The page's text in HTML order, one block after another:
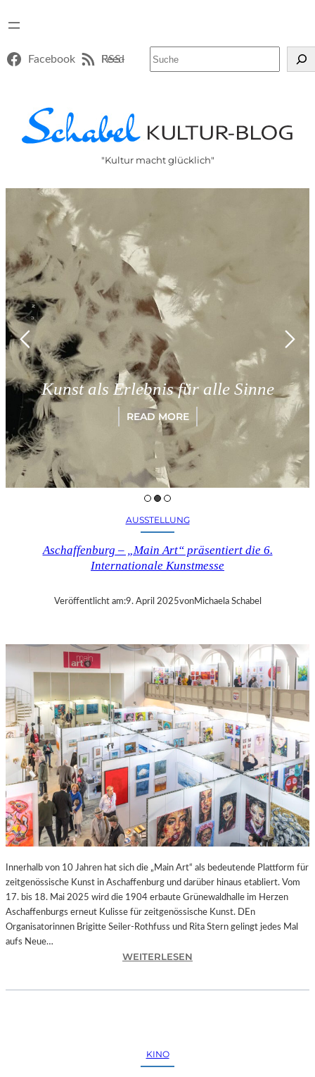
Facebook RSS-Feed
"Kultur macht glücklich"
Kunst als Erlebnis für alle Sinne
READ MORE
AUSSTELLUNG
Aschaffenburg – „Main Art“ präsentiert die 6.
Internationale Kunstmesse
Veröffentlicht am:9. April 2025vonMichaela Schabel
Innerhalb von 10 Jahren hat sich die „Main Art“ als bedeutende Plattform für
zeitgenössische Kunst in Aschaffenburg und darüber hinaus etabliert. Vom
17. bis 18. Mai 2025 wird die 1904 erbaute Grünewaldhalle im Herzen
Aschaffenburgs erneut Kulisse für zeitgenössische Kunst. DEn
Organisatorinnen Brigitte Seiler-Rothfuss und Rita Stern gelingt jedes Mal
aufs Neue…
WEITERLESEN
KINO